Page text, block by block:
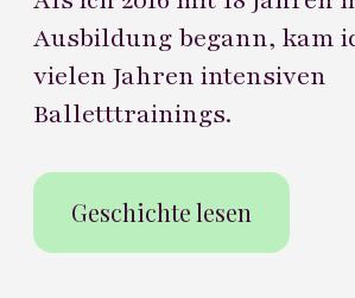
Ausbildung begann, kam
vielen Jahren intensiven
Balletttrainings.
Geschichte lesen